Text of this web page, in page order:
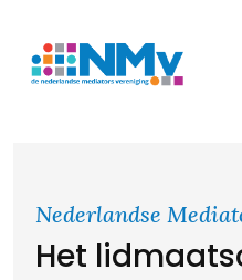
Nederlandse
Het